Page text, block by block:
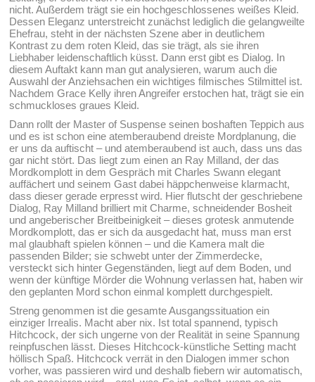
nicht. Außerdem trägt sie ein hochgeschlossenes weißes Kleid.
Dessen Eleganz unterstreicht zunächst lediglich die gelangweilte
Ehefrau, steht in der nächsten Szene aber in deutlichem
Kontrast zu dem roten Kleid, das sie trägt, als sie ihren
Liebhaber leidenschaftlich küsst. Dann erst gibt es Dialog. In
diesem Auftakt kann man gut analysieren, warum auch die
Auswahl der Anziehsachen ein wichtiges filmisches Stilmittel ist.
Nachdem Grace Kelly ihren Angreifer erstochen hat, trägt sie ein
schmuckloses graues Kleid.
Dann rollt der Master of Suspense seinen boshaften Teppich aus
und es ist schon eine atemberaubend dreiste Mordplanung, die
er uns da auftischt – und atemberaubend ist auch, dass uns das
gar nicht stört. Das liegt zum einen an Ray Milland, der das
Mordkomplott in dem Gespräch mit Charles Swann elegant
auffächert und seinem Gast dabei häppchenweise klarmacht,
dass dieser gerade erpresst wird. Hier flutscht der geschriebene
Dialog, Ray Milland brilliert mit Charme, schneidender Bosheit
und angeberischer Breitbeinigkeit – dieses grotesk anmutende
Mordkomplott, das er sich da ausgedacht hat, muss man erst
mal glaubhaft spielen können – und die Kamera malt die
passenden Bilder; sie schwebt unter der Zimmerdecke,
versteckt sich hinter Gegenständen, liegt auf dem Boden, und
wenn der künftige Mörder die Wohnung verlassen hat, haben wir
den geplanten Mord schon einmal komplett durchgespielt.
Streng genommen ist die gesamte Ausgangssituation ein
einziger Irrealis. Macht aber nix. Ist total spannend, typisch
Hitchcock, der sich ungerne von der Realität in seine Spannung
reinpfuschen lässt. Dieses Hitchcock-künstliche Setting macht
höllisch Spaß. Hitchcock verrät in den Dialogen immer schon
vorher, was passieren wird und deshalb fiebern wir automatisch,